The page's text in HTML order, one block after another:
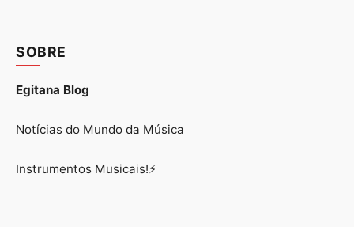
SOBRE
Egitana Blog
Notícias do Mundo da Música
Instrumentos Musicais!⚡